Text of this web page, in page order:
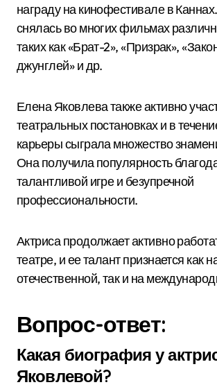
награду на кинофестивале в
снялась во многих фильмах
таких как «Брат-2», «Призрак»,
джунглей» и др.
Елена Яковлева также активно
театральных постановках и в
карьеры сыграла множество
Она получила популярность
талантливой игре и безупречной
профессиональности.
Актриса продолжает активно
театре, и ее талант признается как
отечественной, так и на
Вопрос-ответ:
Какая биография у
Яковлевой?